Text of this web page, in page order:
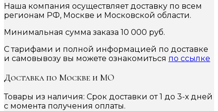
Наша компания осуществляет доставку по всем
регионам РФ, Москве и Московской области.
Минимальная сумма заказа 10 000 руб.
С тарифами и полной информацией по доставке
и самовывозу вы можете ознакомиться по ссылке
Доставка по Москве и МО
Товары из наличия: Срок доставки от 1 до 3-х дней
с момента получения оплаты.